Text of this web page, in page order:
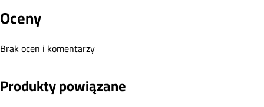
Oceny
Brak ocen i komentarzy
Produkty powiązane